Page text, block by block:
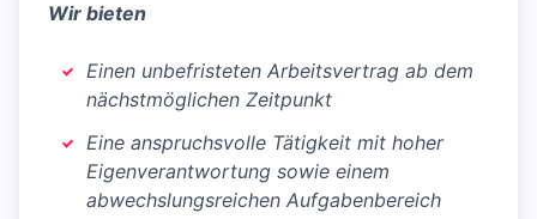
Wir bieten
Einen unbefristeten Arbeitsvertrag ab dem
nächstmöglichen Zeitpunkt
Eine anspruchsvolle Tätigkeit mit hoher
Eigenverantwortung sowie einem
abwechslungsreichen Aufgabenbereich